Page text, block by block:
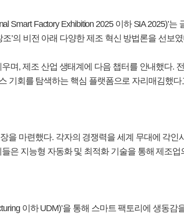
Factory Exhibition 2025 이하 SIA 2025)’
’의 비전 아래 다양한 제조 혁신 방법론을 선보
, 제조 산업 생태계에 다음 챕터를 안내했다.
기회를 탐색하는 핵심 플랫폼으로 자리매김했
마련했다. 각자의 경쟁력을 세계 무대에 각인시
은 지능형 자동화 및 최적화 기술을 통해 제조
이하 UDM)’을 통해 스마트 팩토리에 생동